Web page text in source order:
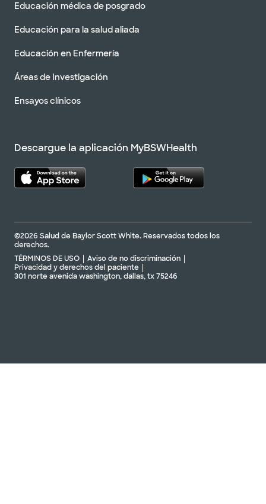
Educación médica de posgrado
Educación para la salud aliada
Educación en Enfermería
Áreas de Investigación
Ensayos clínicos
Descargue la aplicación MyBSWHealth
©2026 Salud de Baylor Scott White. Reservados todos los
derechos.
TÉRMINOS DE USO
Aviso de no discriminación
Privacidad y derechos del paciente
301 norte avenida washington, dallas, tx 75246